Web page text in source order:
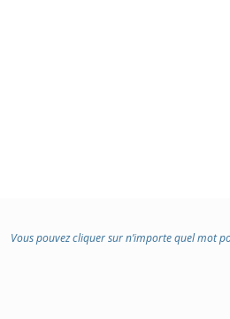
Vous pouvez cliquer sur n’importe quel mot